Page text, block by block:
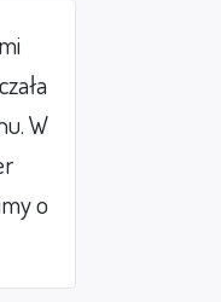
W
o